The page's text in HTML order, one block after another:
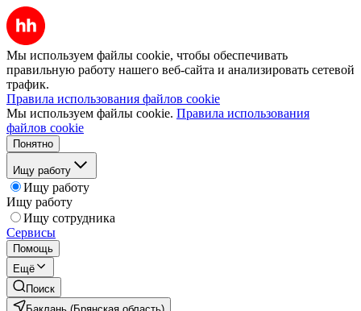
Мы используем файлы cookie, чтобы обеспечивать
правильную работу нашего веб-сайта и анализировать сетевой
трафик.
Правила использования файлов cookie
Мы используем файлы cookie. Правила использования
файлов cookie
Понятно
Ищу работу
Ищу работу
Ищу работу
Ищу сотрудника
Сервисы
Помощь
Ещё
Поиск